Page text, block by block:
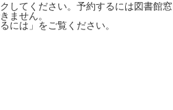
てください。予約するには図書館
ません。
には」をご覧ください。